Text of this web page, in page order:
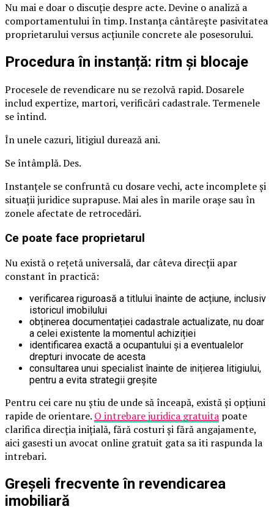
Nu mai e doar o discuție despre acte. Devine o analiză a
comportamentului în timp. Instanța cântărește pasivitatea
proprietarului versus acțiunile concrete ale posesorului.
Procedura în instanță: ritm și blocaje
Procesele de revendicare nu se rezolvă rapid. Dosarele
includ expertize, martori, verificări cadastrale. Termenele
se întind.
În unele cazuri, litigiul durează ani.
Se întâmplă. Des.
Instanțele se confruntă cu dosare vechi, acte incomplete și
situații juridice suprapuse. Mai ales în marile orașe sau în
zonele afectate de retrocedări.
Ce poate face proprietarul
Nu există o rețetă universală, dar câteva direcții apar
constant în practică:
verificarea riguroasă a titlului înainte de acțiune, inclusiv
istoricul imobilului
obținerea documentației cadastrale actualizate, nu doar
a celei existente la momentul achiziției
identificarea exactă a ocupantului și a eventualelor
drepturi invocate de acesta
consultarea unui specialist înainte de inițierea litigiului,
pentru a evita strategii greșite
Pentru cei care nu știu de unde să înceapă, există și opțiuni
rapide de orientare. O intrebare juridica gratuita poate
clarifica direcția inițială, fără costuri și fără angajamente,
aici gasesti un avocat online gratuit gata sa iti raspunda la
intrebari.
Greșeli frecvente în revendicarea
imobiliară